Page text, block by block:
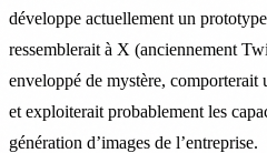
développe actuellement un
ressemblerait à X (anciennement
enveloppé de mystère, comporterait
et exploiterait probablement les
génération d’images de l’entreprise.